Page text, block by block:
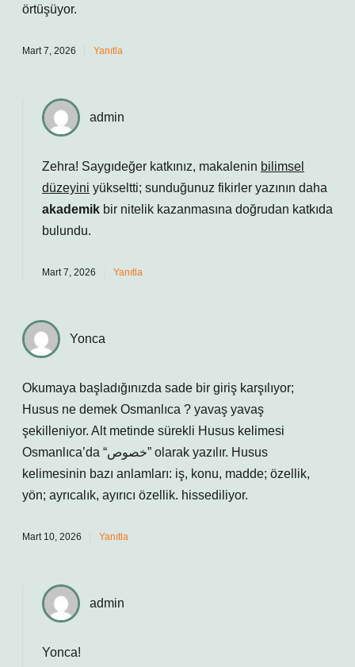
örtüşüyor.
Mart 7, 2026 Yanıtla
admin
Zehra! Saygıdeğer katkınız, makalenin bilimsel
düzeyini yükseltti; sunduğunuz fikirler yazının daha
akademik bir nitelik kazanmasına doğrudan katkıda
bulundu.
Mart 7, 2026 Yanıtla
Yonca
Okumaya başladığınızda sade bir giriş karşılıyor;
Husus ne demek Osmanlıca ? yavaş yavaş
şekilleniyor. Alt metinde sürekli Husus kelimesi
Osmanlıca’da “خصوص” olarak yazılır. Husus
kelimesinin bazı anlamları: iş, konu, madde; özellik,
yön; ayrıcalık, ayırıcı özellik. hissediliyor.
Mart 10, 2026 Yanıtla
admin
Yonca!